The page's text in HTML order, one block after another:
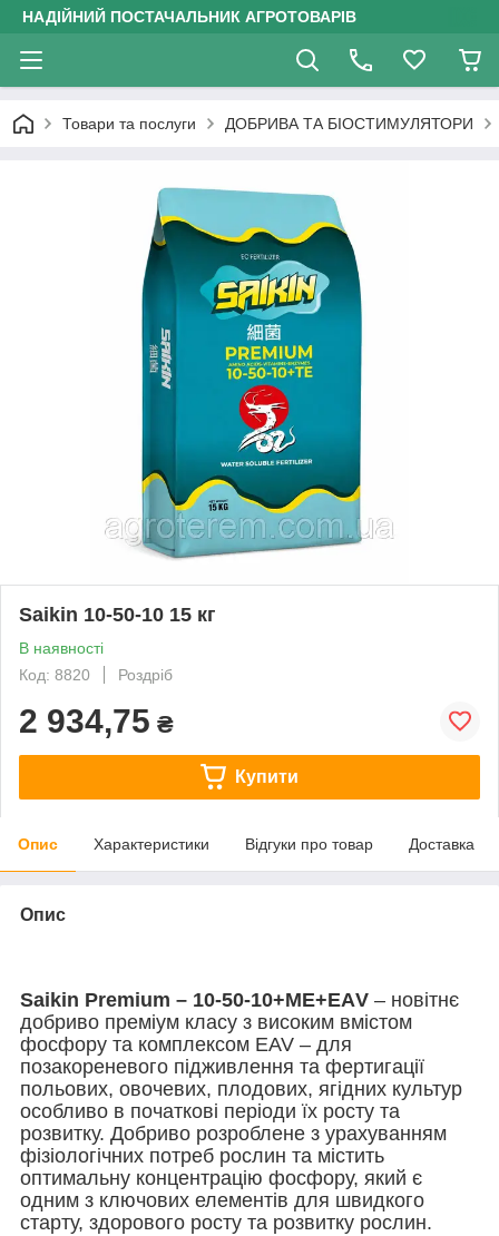
НАДІЙНИЙ ПОСТАЧАЛЬНИК АГРОТОВАРІВ
Товари та послуги ДОБРИВА ТА БІОСТИМУЛЯТОРИ
Saikin 10-50-10 15 кг
В наявності
Код: 8820
Роздріб
2 934,75 ₴
Купити
Опис Характеристики Відгуки про товар Доставка
Опис
Saikin Premium – 10-50-10+МЕ+ЕАV – новітнє
добриво преміум класу з високим вмістом
фосфору та комплексом EAV – для
позакореневого підживлення та фертигації
польових, овочевих, плодових, ягідних культур
особливо в початкові періоди їх росту та
розвитку. Добриво розроблене з урахуванням
фізіологічних потреб рослин та містить
оптимальну концентрацію фосфору, який є
одним з ключових елементів для швидкого
старту, здорового росту та розвитку рослин.